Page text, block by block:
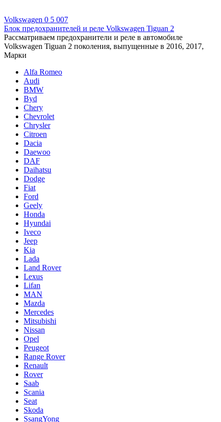
Volkswagen 0 5 007
Блок предохранителей и реле Volkswagen Tiguan 2
Рассматриваем предохранители и реле в автомобиле
Volkswagen Tiguan 2 поколения, выпущенные в 2016, 2017,
Марки
Alfa Romeo
Audi
BMW
Byd
Chery
Chevrolet
Chrysler
Citroen
Dacia
Daewoo
DAF
Daihatsu
Dodge
Fiat
Ford
Geely
Honda
Hyundai
Iveco
Jeep
Kia
Lada
Land Rover
Lexus
Lifan
MAN
Mazda
Mercedes
Mitsubishi
Nissan
Opel
Peugeot
Range Rover
Renault
Rover
Saab
Scania
Seat
Skoda
SsangYong